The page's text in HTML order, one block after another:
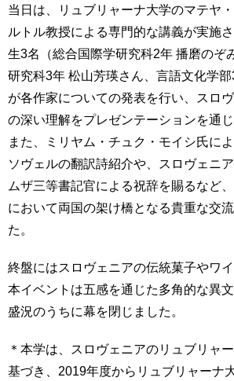
社
会
携
入
試
報
寄
を
る
お
わ
卒
業
生
の
方
一
地
域
の
教
員
専
当日は、リュブリャーナ大学のマテヤ
ルトル教授による専門的な講義が実施
生3名（総合国際学研究科2年 播磨のぞ
研究科3年 松山芳瑛さん、言語文化学部
が各作家についての発表を行い、スロ
の深い理解をプレゼンテーションを通じ
また、ミリヤム・チュク・モイシ氏に
ソヴェルの翻訳詩紹介や、スロヴェニ
ムザ三等書記官による祝辞を賜るなど
において両国の架け橋となる貴重な交
た。
終盤にはスロヴェニアの伝統菓子やワイ
本イベントは五感を通じた多角的な異
盛況のうちに幕を閉じました。
＊本学は、スロヴェニアのリュブリャ
基づき、2019年度からリュブリャーナ